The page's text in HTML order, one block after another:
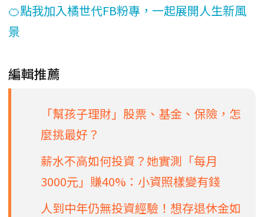
🍊點我加入橘世代FB粉專，一起展開人生新風
景
編輯推薦
「幫孩子理財」股票、基金、保險，怎
麼挑最好？
薪水不高如何投資？她實測「每月
3000元」賺40%：小資照樣變有錢
人到中年仍無投資經驗！想存退休金如